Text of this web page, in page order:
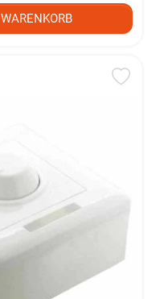
WARENKORB